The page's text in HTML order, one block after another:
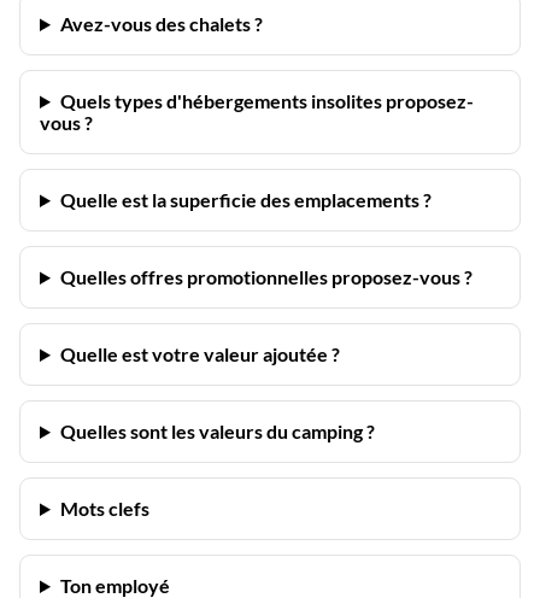
Avez-vous des chalets ?
Quels types d'hébergements insolites proposez-
vous ?
Quelle est la superficie des emplacements ?
Quelles offres promotionnelles proposez-vous ?
Quelle est votre valeur ajoutée ?
Quelles sont les valeurs du camping ?
Mots clefs
Ton employé